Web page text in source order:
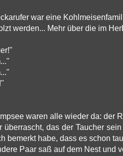
war eine
werden... Mehr über die im
waren alle wieder da: der
überrascht, das der Taucher
bemerkt habe, dass es schon
Paar saß auf dem Nest und